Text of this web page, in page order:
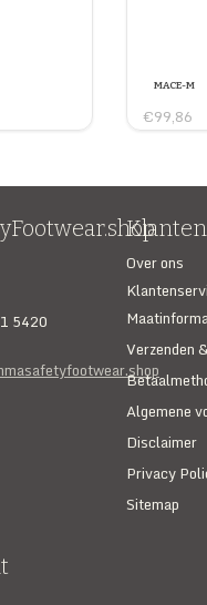
MACE-M
€99,86
5420
Over ons
Verzenden
Algemene
Disclaimer
Privacy
Sitemap